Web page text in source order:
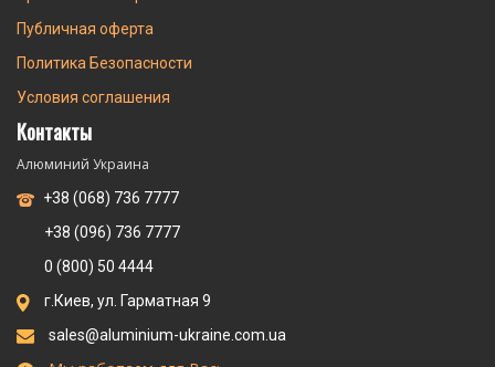
Публичная оферта
Политика Безопасности
Условия соглашения
Контакты
Алюминий Украина
+38 (068) 736 7777
+38 (096) 736 7777
0 (800) 50 4444
г.Киев, ул. Гарматная 9
sales@aluminium-ukraine.com.ua